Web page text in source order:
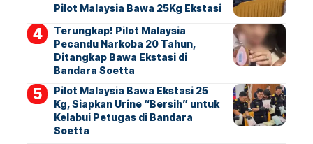
Pilot Malaysia Bawa 25Kg Ekstasi
Terungkap! Pilot Malaysia
Pecandu Narkoba 20 Tahun,
Ditangkap Bawa Ekstasi di
Bandara Soetta
Pilot Malaysia Bawa Ekstasi 25
Kg, Siapkan Urine “Bersih” untuk
Kelabui Petugas di Bandara
Soetta